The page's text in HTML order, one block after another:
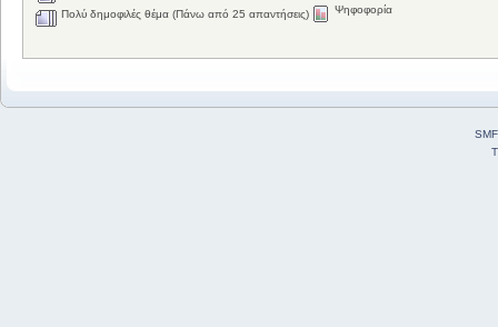
Πολύ δημοφιλές θέμα (Πάνω από 25 απαντήσεις) Ψηφοφορία